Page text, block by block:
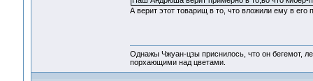
А верит этот товарищ в то, что вложили ему в
Однажы Чжуан-цзы приснилось, что он бегемот,
порхающими над цветами.